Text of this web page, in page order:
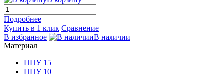
Подробнее
Купить в 1 клик Сравнение
В избранное
В наличии
Материал
ППУ 15
ППУ 10